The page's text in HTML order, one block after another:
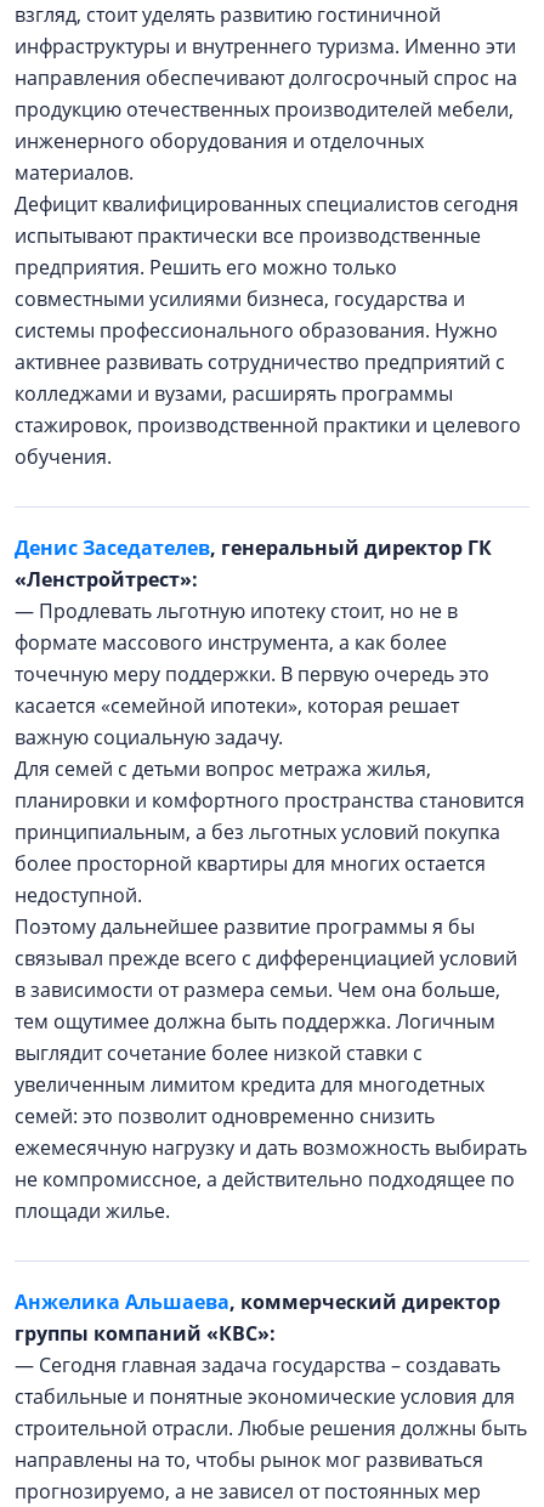
взгляд, стоит уделять развитию гостиничной
инфраструктуры и внутреннего туризма. Именно эти
направления обеспечивают долгосрочный спрос на
продукцию отечественных производителей мебели,
инженерного оборудования и отделочных
материалов.
Дефицит квалифицированных специалистов сегодня
испытывают практически все производственные
предприятия. Решить его можно только
совместными усилиями бизнеса, государства и
системы профессионального образования. Нужно
активнее развивать сотрудничество предприятий с
колледжами и вузами, расширять программы
стажировок, производственной практики и целевого
обучения.
Денис Заседателев, генеральный директор ГК
«Ленстройтрест»:
— Продлевать льготную ипотеку стоит, но не в
формате массового инструмента, а как более
точечную меру поддержки. В первую очередь это
касается «семейной ипотеки», которая решает
важную социальную задачу.
Для семей с детьми вопрос метража жилья,
планировки и комфортного пространства становится
принципиальным, а без льготных условий покупка
более просторной квартиры для многих остается
недоступной.
Поэтому дальнейшее развитие программы я бы
связывал прежде всего с дифференциацией условий
в зависимости от размера семьи. Чем она больше,
тем ощутимее должна быть поддержка. Логичным
выглядит сочетание более низкой ставки с
увеличенным лимитом кредита для многодетных
семей: это позволит одновременно снизить
ежемесячную нагрузку и дать возможность выбирать
не компромиссное, а действительно подходящее по
площади жилье.
Анжелика Альшаева, коммерческий директор
группы компаний «КВС»:
— Сегодня главная задача государства – создавать
стабильные и понятные экономические условия для
строительной отрасли. Любые решения должны быть
направлены на то, чтобы рынок мог развиваться
прогнозируемо, а не зависел от постоянных мер